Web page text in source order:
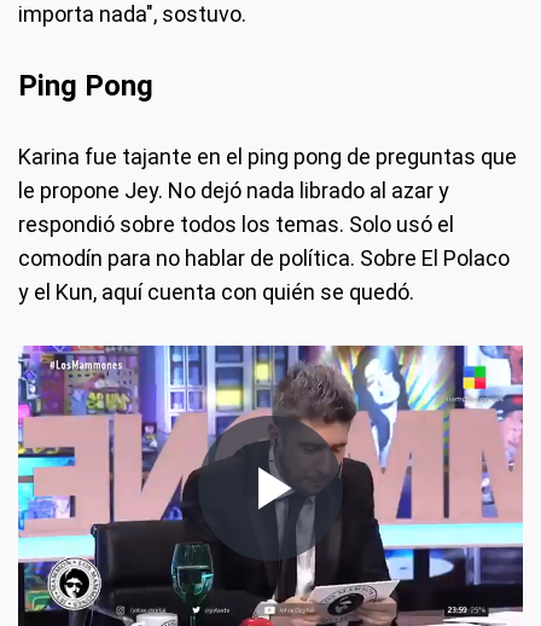
importa nada", sostuvo.
Ping Pong
Karina fue tajante en el ping pong de preguntas que
le propone Jey. No dejó nada librado al azar y
respondió sobre todos los temas. Solo usó el
comodín para no hablar de política. Sobre El Polaco
y el Kun, aquí cuenta con quién se quedó.